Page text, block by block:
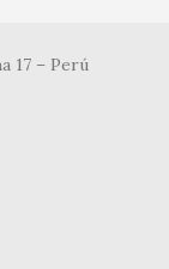
17 – Perú